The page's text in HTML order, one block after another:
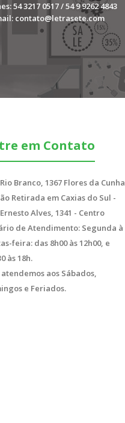
54 3217 0517 / 54 9 9262 4843
contato@letrasete.com
em Contato
Branco, 1367 Flores da Cunha
Retirada em Caxias do Sul -
Alves, 1341 - Centro
de Atendimento: Segunda à
feira: das 8h00 às 12h00, e
às 18h.
aos Sábados,
e Feriados.